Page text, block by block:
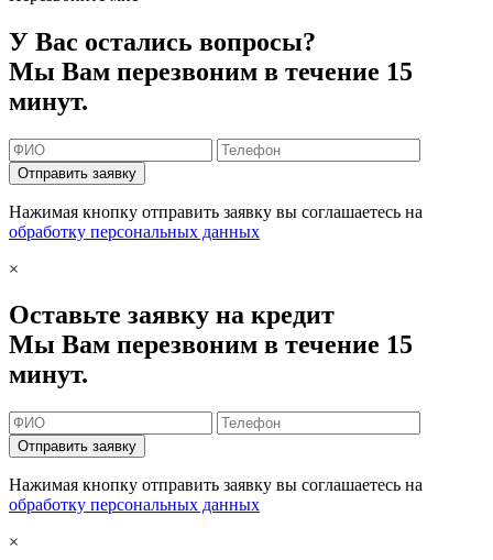
У Вас остались вопросы?
Мы Вам перезвоним в течение 15
минут.
Отправить заявку
Нажимая кнопку отправить заявку вы соглашаетесь на
обработку персональных данных
×
Оставьте заявку на кредит
Мы Вам перезвоним в течение 15
минут.
Отправить заявку
Нажимая кнопку отправить заявку вы соглашаетесь на
обработку персональных данных
×